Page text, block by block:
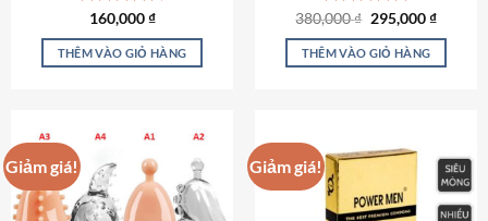
phẩm
Được xếp
hạng4.73
5 sao
160,000₫
THÊM VÀO GIỎ HÀNG
Được xếp
hạng5.00
5 sao
380,000₫ Giá
là:
380,000 ₫.
295,000₫Giá
tại
THÊM VÀO GIỎ HÀNG
Giảm giá! Giảm giá!